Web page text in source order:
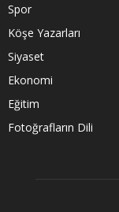
Spor
Köşe Yazarları
Siyaset
Ekonomi
Eğitim
Fotoğrafların Dili